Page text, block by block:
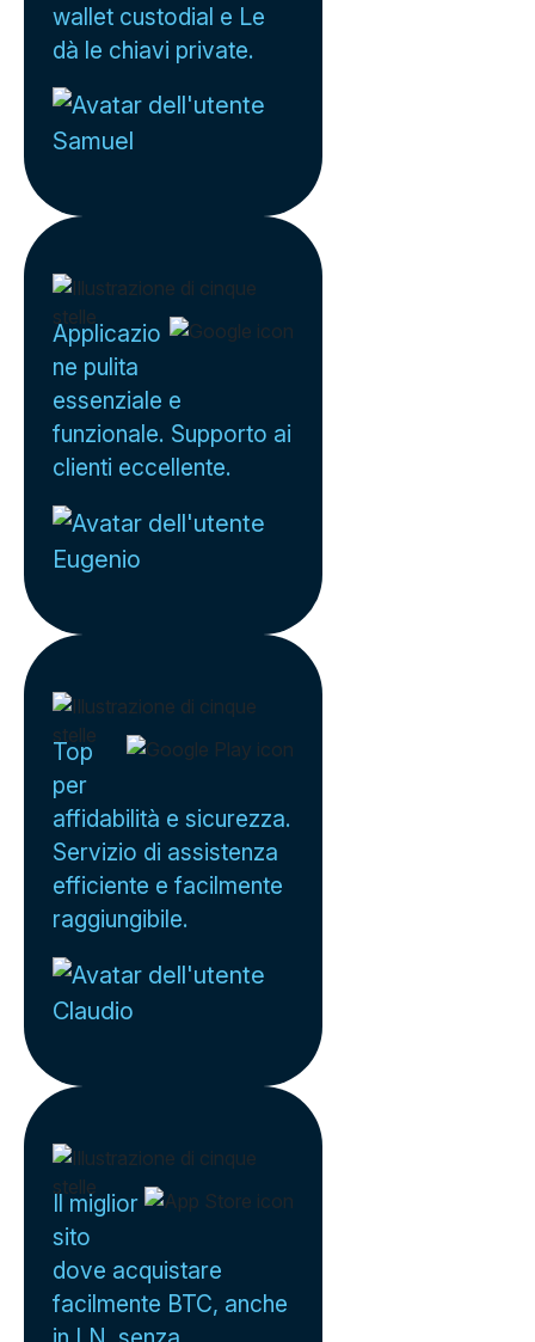
wallet custodial e Le
dà le chiavi private.
Samuel
Applicazio
ne pulita
essenziale e
funzionale. Supporto ai
clienti eccellente.
Eugenio
Top
per
affidabilità e sicurezza.
Servizio di assistenza
efficiente e facilmente
raggiungibile.
Claudio
Il miglior
sito
dove acquistare
facilmente BTC, anche